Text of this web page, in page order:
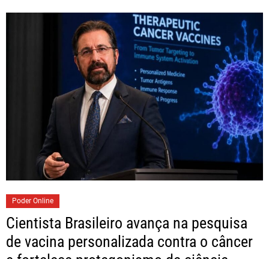
Poder Online
Cientista Brasileiro avança na pesquisa
de vacina personalizada contra o câncer